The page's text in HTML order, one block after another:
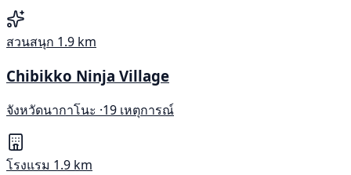
สวนสนุก 1.9 km
Chibikko Ninja Village
จังหวัดนากาโนะ ·19 เหตุการณ์
โรงแรม 1.9 km